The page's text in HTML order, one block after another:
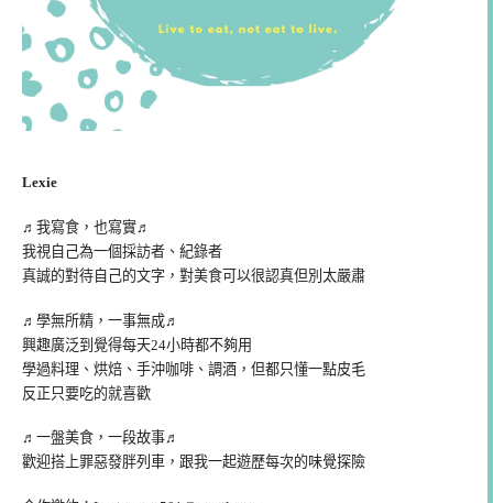
Lexie
♬我寫食，也寫實♬
我視自己為一個採訪者、紀錄者
真誠的對待自己的文字，對美食可以很認真但別太嚴肅
♬學無所精，一事無成♬
興趣廣泛到覺得每天24小時都不夠用
學過料理、烘焙、手沖咖啡、調酒，但都只懂一點皮毛
反正只要吃的就喜歡
♬一盤美食，一段故事♬
歡迎搭上罪惡發胖列車，跟我一起遊歷每次的味覺探險